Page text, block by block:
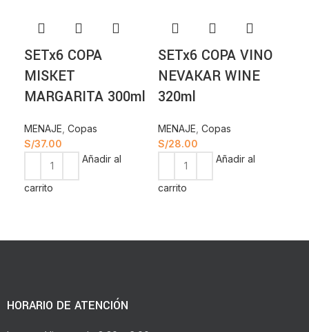
SETx6 COPA
MISKET
MARGARITA 300ml
MENAJE Copas
S/37.00
Añadir al
carrito
SETx6 COPA VINO
NEVAKAR WINE
320ml
MENAJE Copas
S/28.00
Añadir al
carrito
HORARIO DE ATENCIÓN